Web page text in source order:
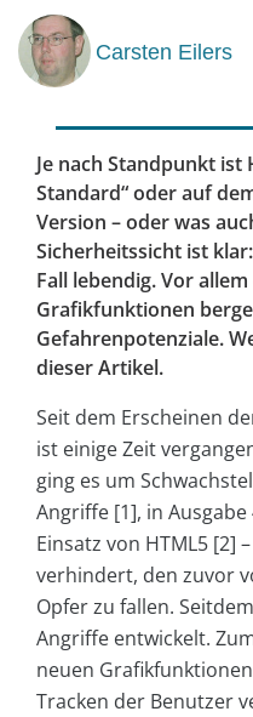
Carsten Eilers
Je nach Standpunkt ist
Standard“ oder auf
Version – oder was
Sicherheitssicht ist
Fall lebendig. Vor
Grafikfunktionen
Gefahrenpotenziale.
dieser Artikel.
Seit dem Erscheinen
ist einige Zeit
ging es um
Angriffe [1], in
Einsatz von HTML5 [2]
verhindert, den zuvor
Opfer zu fallen.
Angriffe entwickelt.
neuen
Tracken der Benutzer